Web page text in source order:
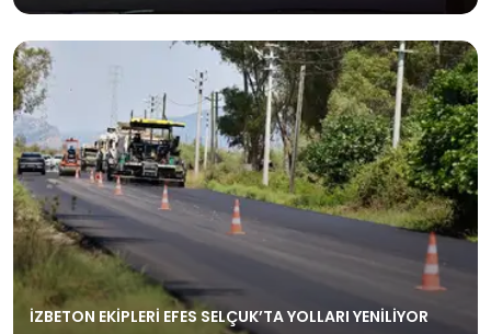
İZBETON EKİPLERİ EFES SELÇUK’TA YOLLARI YENİLİYOR